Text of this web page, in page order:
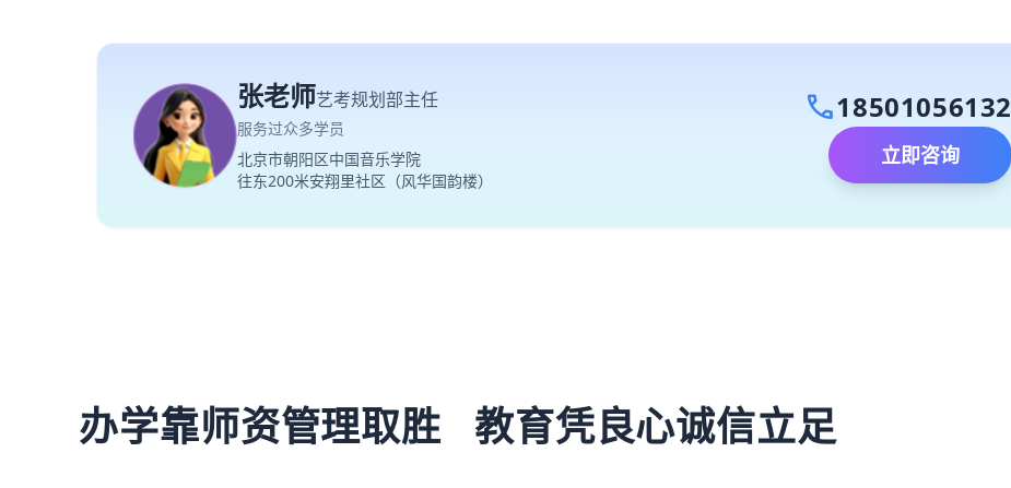
张老师艺考规划部主任
服务过众多学员
北京市朝阳区中国音乐学院
往东200米安翔里社区（风华国韵楼）
call18501056132
立即咨询
办学靠师资管理取胜 教育凭良心诚信立足